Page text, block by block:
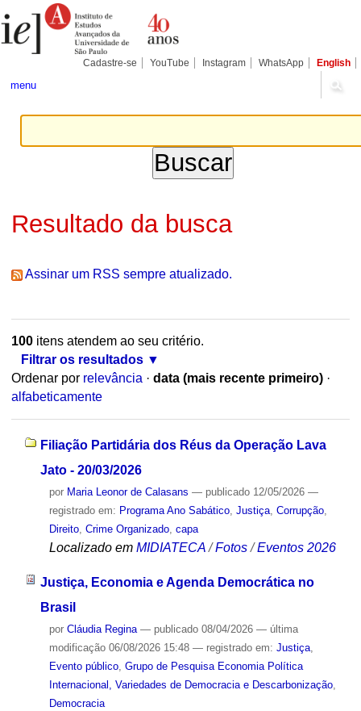
para
conteúdo.
Pessoais
Cadastre-se YouTube Instagram WhatsApp English
menu
Resultado da busca
Assinar um RSS sempre atualizado.
100itens atendem ao seu critério.
Filtrar os resultados
Ordenar por relevância · data (mais recente primeiro) ·
alfabeticamente
Filiação Partidária dos Réus da Operação Lava
Jato - 20/03/2026
por Maria Leonor de Calasans — publicado12/05/2026 —
registrado em: Programa Ano Sabático, Justiça, Corrupção,
Direito, Crime Organizado, capa
Localizado em MIDIATECA /Fotos /Eventos 2026
Justiça, Economia e Agenda Democrática no
Brasil
por Cláudia Regina — publicado08/04/2026 — última
modificação06/08/2026 15:48 — registrado em: Justiça,
Evento público, Grupo de Pesquisa Economia Política
Internacional, Variedades de Democracia e Descarbonização,
Democracia